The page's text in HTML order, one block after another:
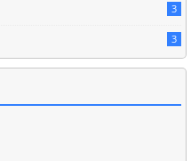
3
3